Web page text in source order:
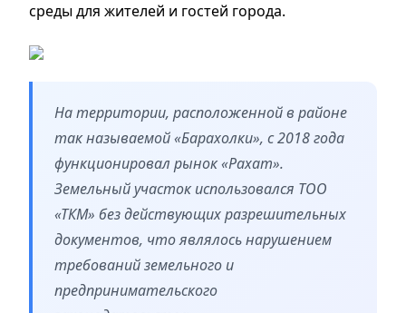
среды для жителей и гостей города.
На территории, расположенной в районе
так называемой «Барахолки», с 2018 года
функционировал рынок «Рахат».
Земельный участок использовался ТОО
«ТКМ» без действующих разрешительных
документов, что являлось нарушением
требований земельного и
предпринимательского